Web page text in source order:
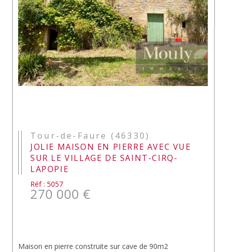
Tour-de-Faure (46330)
JOLIE MAISON EN PIERRE AVEC VUE
SUR LE VILLAGE DE SAINT-CIRQ-
LAPOPIE
Réf : 5057
270 000 €
Maison en pierre construite sur cave de 90m2